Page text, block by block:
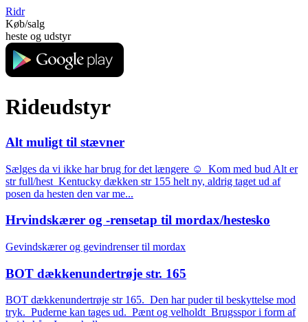
Ridr
Køb/salg
heste og udstyr
Rideudstyr
Alt muligt til stævner
Sælges da vi ikke har brug for det længere ☺️ Kom med bud Alt er
str full/hest Kentucky dækken str 155 helt ny, aldrig taget ud af
posen da hesten den var me...
Hrvindskærer og -rensetap til mordax/hestesko
Gevindskærer og gevindrenser til mordax
BOT dækkenundertrøje str. 165
BOT dækkenundertrøje str 165. Den har puder til beskyttelse mod
tryk. Puderne kan tages ud. Pænt og velholdt Brugsspor i form af